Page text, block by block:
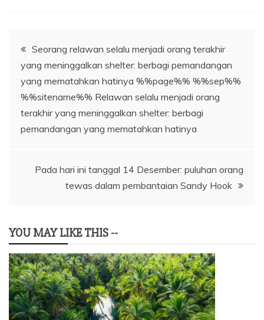
Navigasi
pos
Seorang relawan selalu menjadi orang terakhir
yang meninggalkan shelter: berbagi pemandangan
yang mematahkan hatinya %%page%% %%sep%%
%%sitename%% Relawan selalu menjadi orang
terakhir yang meninggalkan shelter: berbagi
pemandangan yang mematahkan hatinya
Pada hari ini tanggal 14 Desember: puluhan orang
tewas dalam pembantaian Sandy Hook
YOU MAY LIKE THIS --